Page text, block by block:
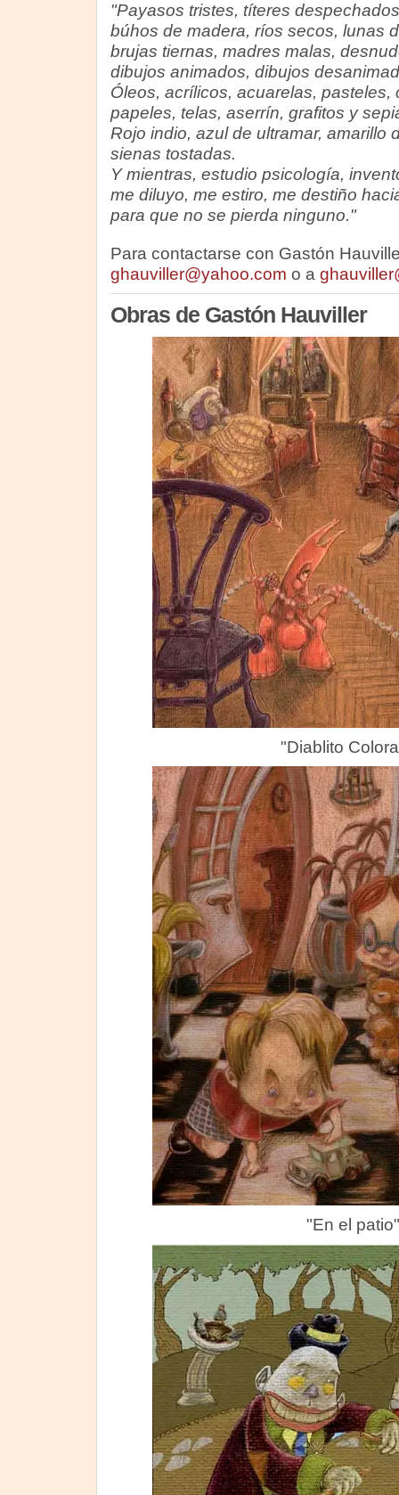
"Payasos tristes, títeres
búhos de madera, ríos secos, lunas
brujas tiernas, madres malas,
dibujos animados, dibujos
Óleos, acrílicos, acuarelas, pasteles,
papeles, telas, aserrín, grafitos y
Rojo indio, azul de ultramar, amarillo
sienas tostadas.
Y mientras, estudio psicología,
me diluyo, me estiro, me destiño
para que no se pierda ninguno."
Para contactarse con Gastón
ghauviller@yahoo.com o a
Obras de Gastón Hauviller
"Diablito
"En el patio"